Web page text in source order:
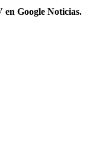
en Google Noticias.